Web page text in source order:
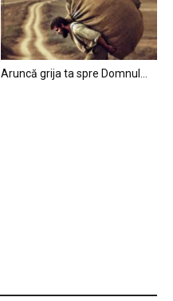
Aruncă grija ta spre Domnul…